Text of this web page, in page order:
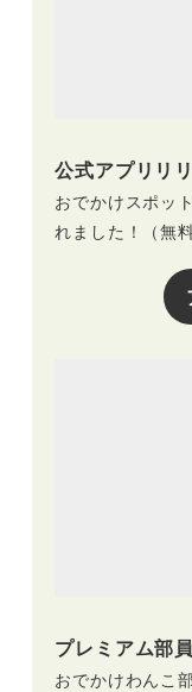
公式アプリリ
おでかけスポッ
れました！（無料
プレミアム部
おでかけわんこ